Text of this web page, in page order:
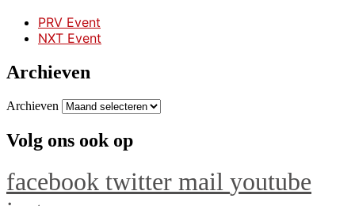
PRV Event
NXT Event
Archieven
Archieven
Volg ons ook op
facebook twitter mail youtube